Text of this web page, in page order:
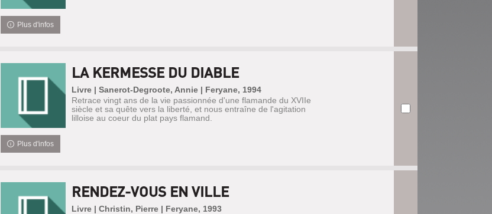
Plus d'infos
LA KERMESSE DU DIABLE
Livre | Sanerot-Degroote, Annie | Feryane, 1994
Retrace vingt ans de la vie passionnée d'une flamande du XVIIe
siècle et sa quête vers la liberté, et nous entraîne de l'agitation
lilloise au coeur du plat pays flamand.
Plus d'infos
RENDEZ-VOUS EN VILLE
Livre | Christin, Pierre | Feryane, 1993